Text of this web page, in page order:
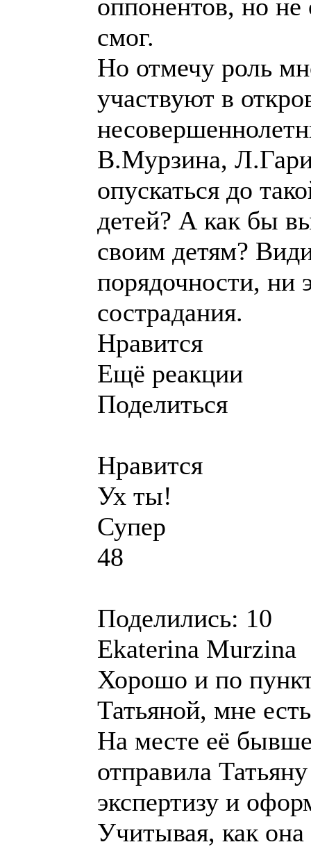
оппонентов, но не
смог.
Но отмечу роль
участвуют в
В.Мурзина,
опускаться до
детей? А как бы
своим детям?
порядочности, ни
сострадания.
Нравится
Ещё реакции
Поделиться
Нравится
Ух ты!
Супер
48
Поделились: 10
Ekaterina Murzina
Хорошо и по
Татьяной, мне
На месте её
отправила
экспертизу и
Учитывая, как